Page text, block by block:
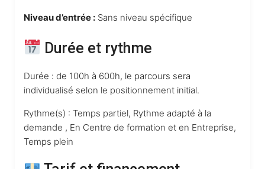
Niveau d’entrée : Sans niveau spécifique
Durée et rythme
Durée : de 100h à 600h, le parcours sera
individualisé selon le positionnement initial.
Rythme(s) : Temps partiel, Rythme adapté à la
demande , En Centre de formation et en Entreprise,
Temps plein